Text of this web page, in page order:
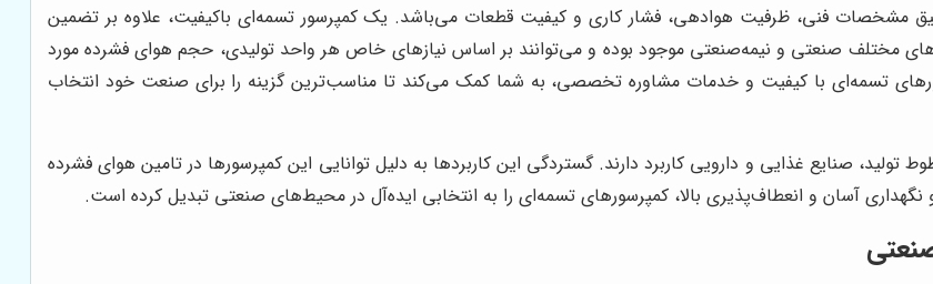
مشخصات فنی، ظرفیت هوادهی، فشار کاری و کیفیت قطعات می‌باشد. یک کمپرسور تسمه‌ای باکیفیت، علاوه بر تضمین
مختلف صنعتی و نیمه‌صنعتی موجود بوده و می‌توانند بر اساس نیازهای خاص هر واحد تولیدی، حجم هوای فشرده مورد
تسمه‌ای با کیفیت و خدمات مشاوره تخصصی، به شما کمک می‌کند تا مناسب‌ترین گزینه را برای صنعت خود انتخاب
صنایع غذایی و دارویی کاربرد دارند. گستردگی این کاربردها به دلیل توانایی این کمپرسورها در تامین هوای فشرده
آسان و انعطاف‌پذیری بالا، کمپرسورهای تسمه‌ای را به انتخابی ایده‌آل در محیط‌های صنعتی تبدیل کرده است.